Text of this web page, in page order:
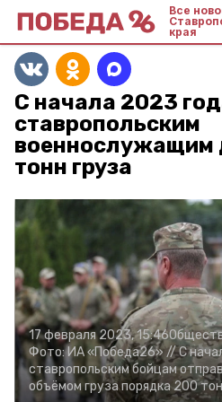
Все
края
С начала 2023
ставропольским
военнослужащим
тонн груза
17 февраля 2023, 15:46
Фото:ИА «Победа26» //С
ставропольским бойцам
объёмом груза порядка 200